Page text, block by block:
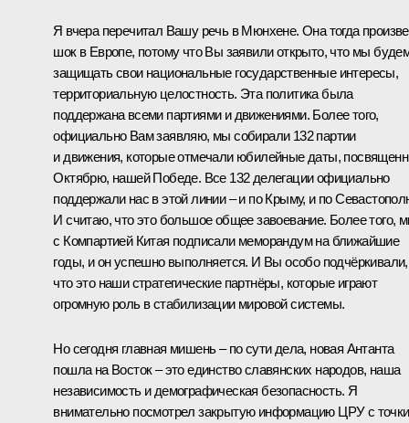
Я вчера перечитал Вашу речь в Мюнхене. Она тогда
шок в Европе, потому что Вы заявили открыто, что мы
защищать свои национальные государственные интересы,
территориальную целостность. Эта политика была
поддержана всеми партиями и движениями. Более того,
официально Вам заявляю, мы собирали 132 партии
и движения, которые отмечали юбилейные даты,
Октябрю, нашей Победе. Все 132 делегации официально
поддержали нас в этой линии – и по Крыму, и по
И считаю, что это большое общее завоевание. Более того,
с Компартией Китая подписали меморандум на ближайшие
годы, и он успешно выполняется. И Вы особо подчёркивали,
что это наши стратегические партнёры, которые играют
огромную роль в стабилизации мировой системы.
Но сегодня главная мишень – по сути дела, новая Антанта
пошла на Восток – это единство славянских народов, наша
независимость и демографическая безопасность. Я
внимательно посмотрел закрытую информацию ЦРУ с точки